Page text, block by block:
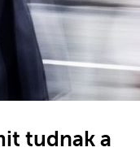
tudnak a